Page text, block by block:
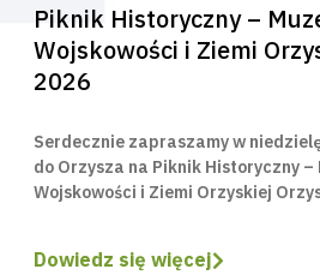
Piknik Historyczny –
Wojskowości i Ziemi
2026
Serdecznie zapraszamy w
do Orzysza na Piknik Historyczny –
Wojskowości i Ziemi Orzyskiej
Dowiedz się więcej